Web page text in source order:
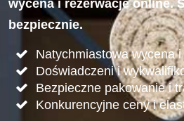
wycena i rezerwacje online.
bezpiecznie.
Natychmiastowa wycena
Doświadczeni i
Bezpieczne pakowanie i
Konkurencyjne ceny i